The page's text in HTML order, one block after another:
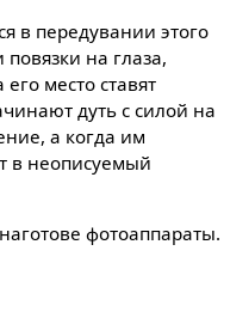
в передувании этого
на глаза,
место ставят
дуть с силой на
а когда им
в неописуемый
фотоаппараты.